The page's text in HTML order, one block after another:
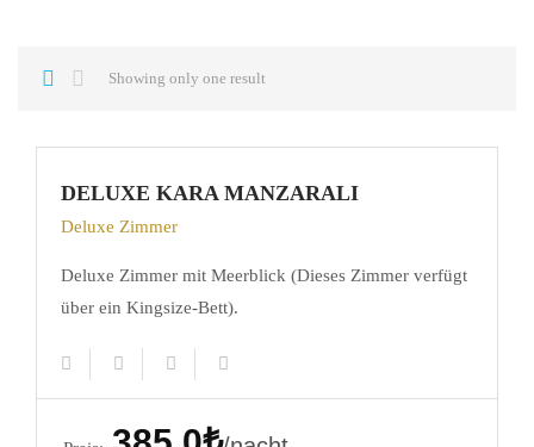
Showing only one result
DELUXE KARA MANZARALI
Deluxe Zimmer
Deluxe Zimmer mit Meerblick (Dieses Zimmer verfügt
über ein Kingsize-Bett).